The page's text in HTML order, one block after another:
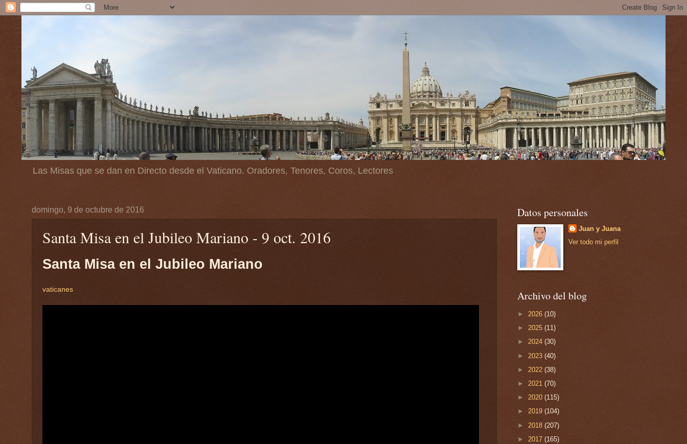
Las Misas que se dan en Directo desde el Vaticano. Oradores, Tenores, Coros, Lectores
domingo, 9 de octubre de 2016
Santa Misa en el Jubileo Mariano - 9 oct. 2016
Santa Misa en el Jubileo Mariano
vaticanes
Datos personales
Juan y Juana
Ver todo mi perfil
Archivo del blog
► 2026 (10)
► 2025 (11)
► 2024 (30)
► 2023 (40)
► 2022 (38)
► 2021 (70)
► 2020 (115)
► 2019 (104)
► 2018 (207)
► 2017 (165)